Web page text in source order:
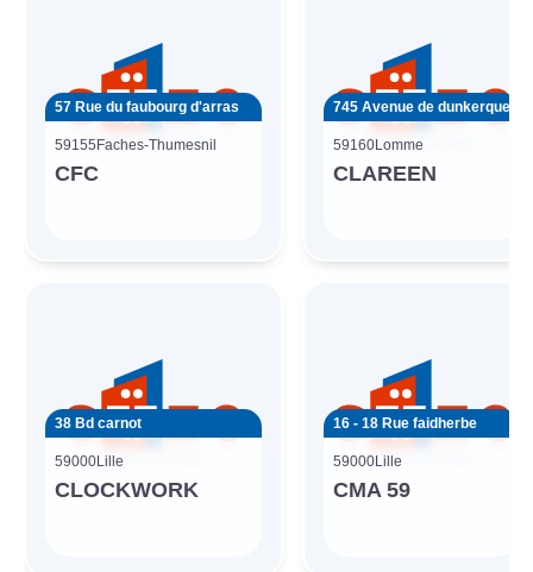
57 Rue du faubourg d'arras
59155 Faches-Thumesnil
CFC
745 Avenue de dunkerque
59160Lomme
CLAREEN
38 Bd carnot
59000Lille
CLOCKWORK
16 - 18 Rue faidherbe
59000Lille
CMA 59